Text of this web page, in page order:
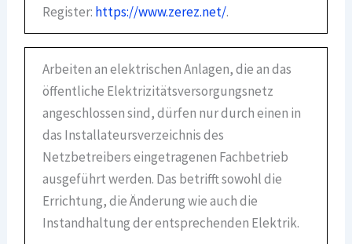
Register: https://www.zerez.net/.
Arbeiten an elektrischen Anlagen, die an das
öffentliche Elektrizitätsversorgungsnetz
angeschlossen sind, dürfen nur durch einen in
das Installateursverzeichnis des
Netzbetreibers eingetragenen Fachbetrieb
ausgeführt werden. Das betrifft sowohl die
Errichtung, die Änderung wie auch die
Instandhaltung der entsprechenden Elektrik.